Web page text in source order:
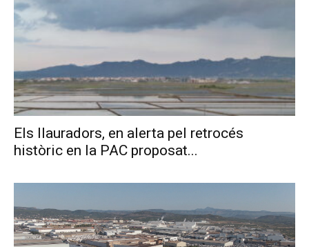
Els llauradors, en alerta pel retrocés
històric en la PAC proposat...